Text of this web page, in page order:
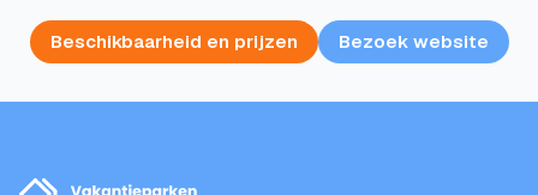
Beschikbaarheid en prijzen Bezoek website